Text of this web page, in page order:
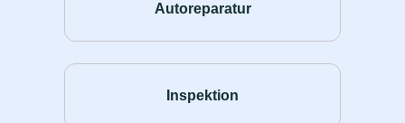
Autoreparatur
Inspektion